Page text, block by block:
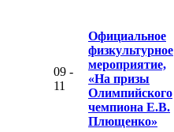
09 -
11
Официальное
физкультурное
мероприятие,
«На призы
Олимпийского
чемпиона Е.В.
Плющенко»